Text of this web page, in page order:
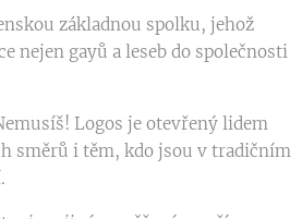
základnou spolku, jehož
nejen gayů a leseb do společnosti
Logos je otevřený lidem
směrů i těm, kdo jsou v tradičním